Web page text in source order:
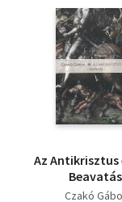
Az Antikrisztus
Beavatás
Czakó